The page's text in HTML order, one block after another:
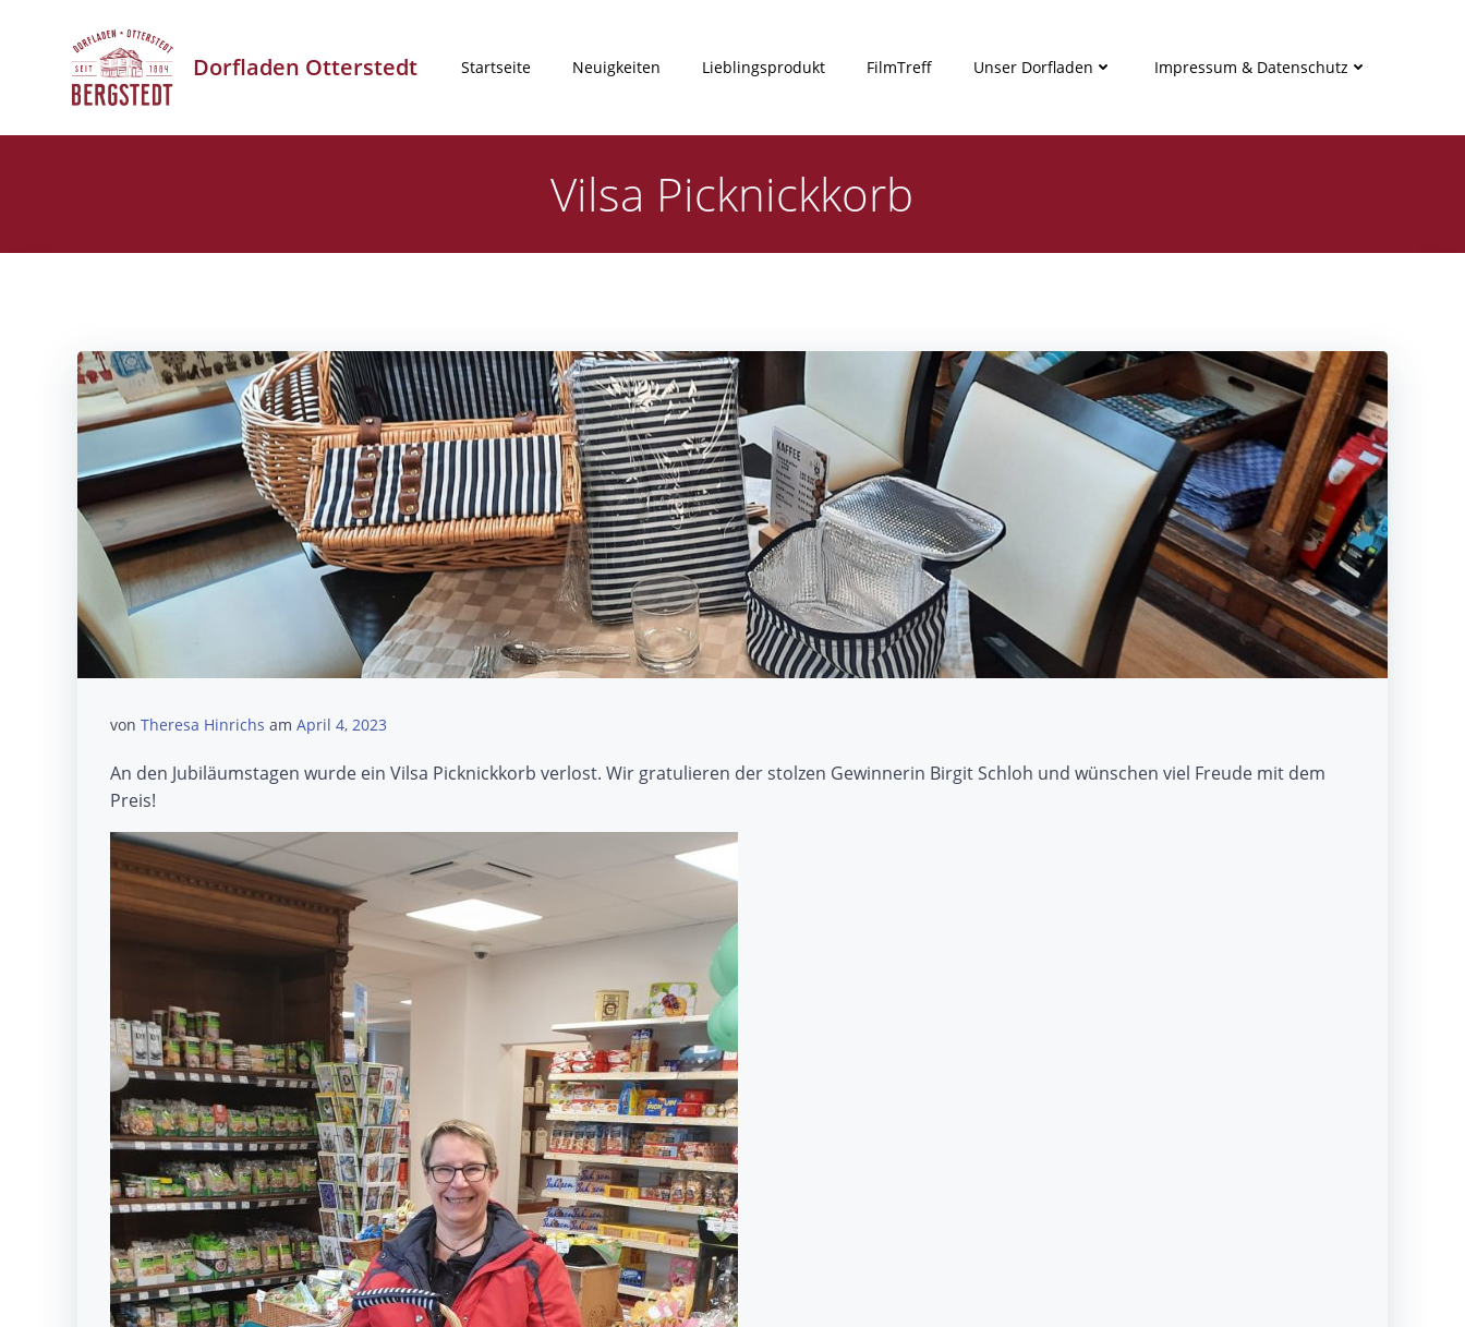
Dorfladen Otterstedt Startseite Neuigkeiten Lieblingsprodukt FilmTreff Unser Dorfladen Impressum & Datenschutz
Vilsa Picknickkorb
von Theresa Hinrichs am April 4, 2023
An den Jubiläumstagen wurde ein Vilsa Picknickkorb verlost. Wir gratulieren der stolzen Gewinnerin Birgit Schloh und wünschen viel Freude mit dem
Preis!